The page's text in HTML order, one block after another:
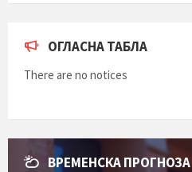
ОГЛАСНА ТАБЛА
There are no notices
ВРЕМЕНСКА ПРОГНОЗА